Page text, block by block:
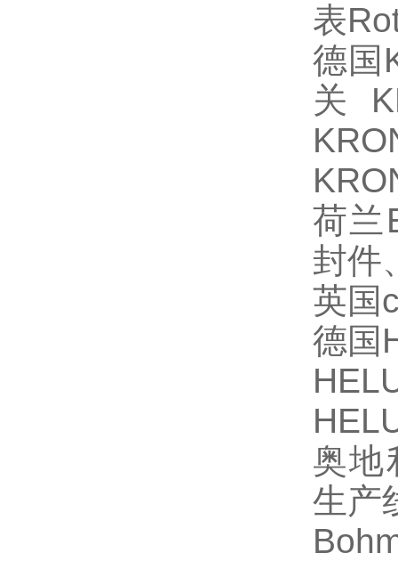
表
德国
关
荷兰
封件
英国
德国
奥地
生产